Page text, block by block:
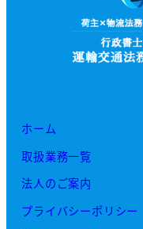
ホーム
取扱業務一覧
法人のご案内
プライバシーポリシー